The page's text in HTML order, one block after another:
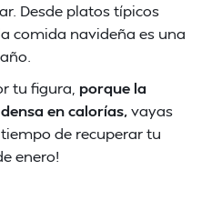
Desde platos típicos
comida navideña es una
tu figura, porque la
en calorías,vayas
de recuperar tu
enero!